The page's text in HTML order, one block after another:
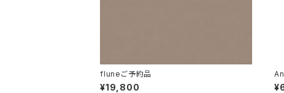
fluneご予約品
¥19,800